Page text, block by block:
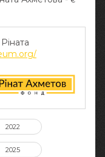
2022
2025